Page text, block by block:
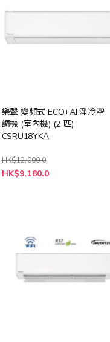
樂聲 變頻式 ECO+AI 淨冷空
調機 (室內機) (2 匹)
CSRU18YKA
HK$12,000.0
特
殊
HK$9,180.0